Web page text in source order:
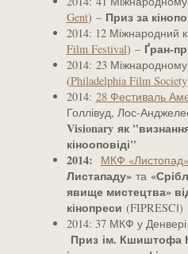
Gent) –Приз за
2014: 12 Міжнародний
Film Festival) – Ґран-
2014: 23
(Philadelphia Film Society
2014: 28 Фестиваль
Голлівуд, Лос-
Visionary як
кінооповіді"
2014:
МКФ «Листопад»
Листападу»та
явище мистецтва»
кінопреси (FIPRESCІ)
2014: 37 МКФ у
Приз ім. Кшиштофа